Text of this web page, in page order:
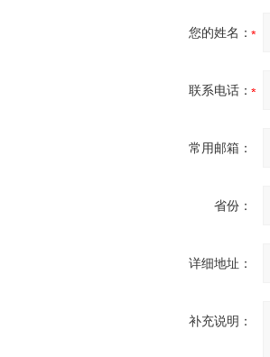
您的姓名：
联系电话：
常用邮箱：
省份：
详细地址：
补充说明：